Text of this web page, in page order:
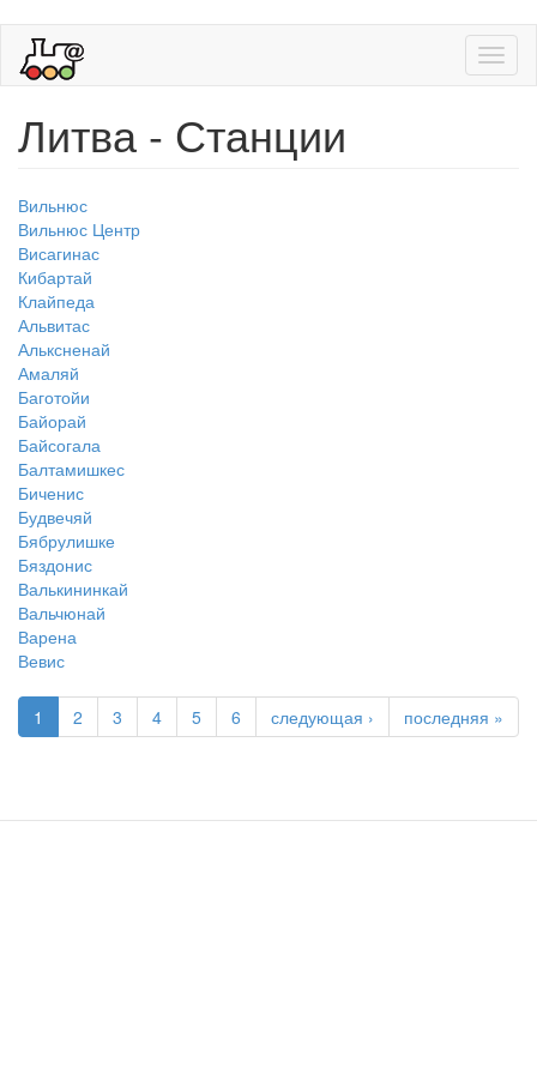
Литва - Станции
Вильнюс
Вильнюс Центр
Висагинас
Кибартай
Клайпеда
Альвитас
Альксненай
Амаляй
Баготойи
Байорай
Байсогала
Балтамишкес
Биченис
Будвечяй
Бябрулишке
Бяздонис
Валькининкай
Вальчюнай
Варена
Вевис
1 2 3 4 5 6 следующая › последняя »